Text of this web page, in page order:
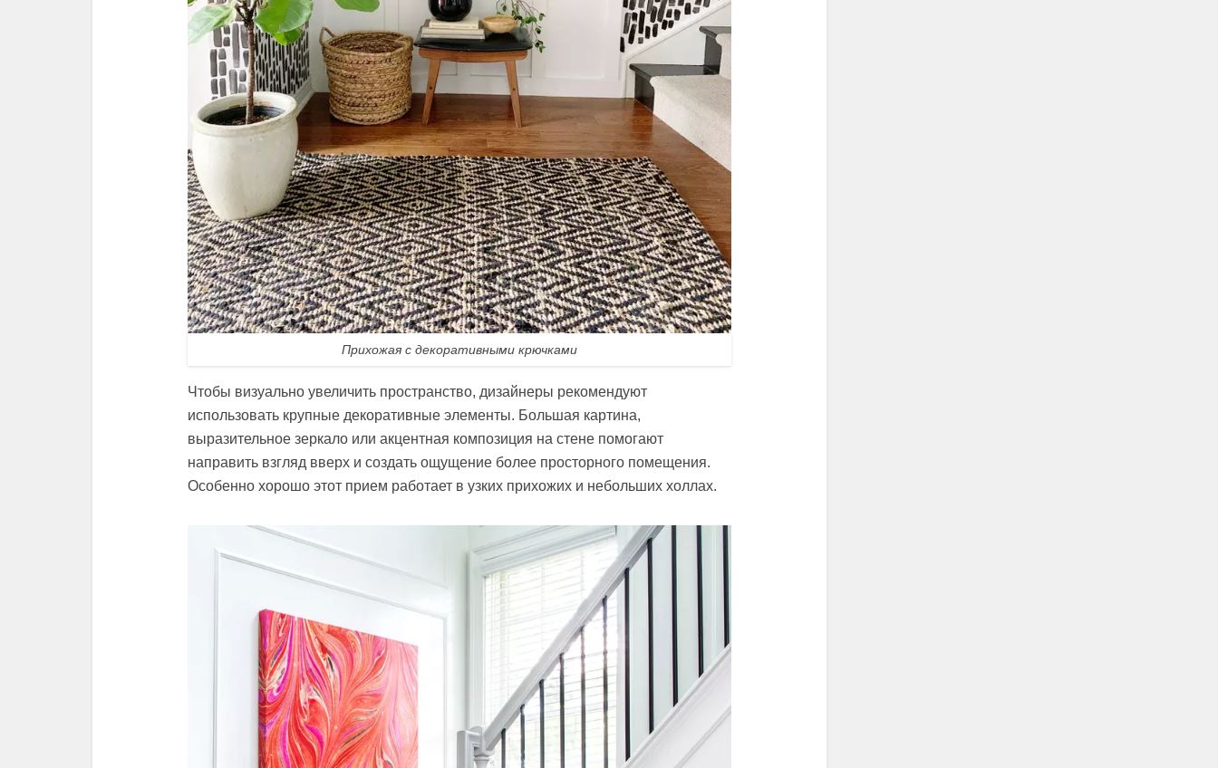
Прихожая с декоративными крючками
Чтобы визуально увеличить пространство, дизайнеры рекомендуют
использовать крупные декоративные элементы. Большая картина,
выразительное зеркало или акцентная композиция на стене помогают
направить взгляд вверх и создать ощущение более просторного помещения.
Особенно хорошо этот прием работает в узких прихожих и небольших холлах.